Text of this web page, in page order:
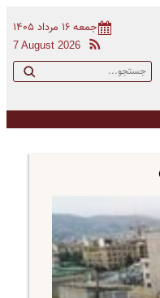
جمعه ۱۶ مرداد ۱۴۰۵
7 August 2026